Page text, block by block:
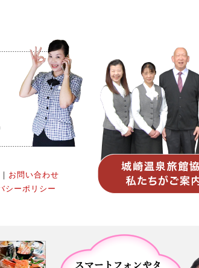
｜ お問い合わせ
シーポリシー